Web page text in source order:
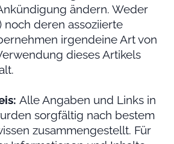
ändern. Weder
noch deren assoziierte
irgendeine Art von
dieses Artikels
Alle Angaben und Links in
sorgfältig nach bestem
zusammengestellt. Für